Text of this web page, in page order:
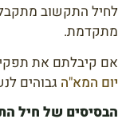
לחיל התקשוב
מתקדמת.
אם קיבלתם את
יום המא"ה גבוהים
הבסיסים של חיל